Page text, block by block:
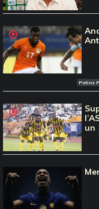
Potins
un